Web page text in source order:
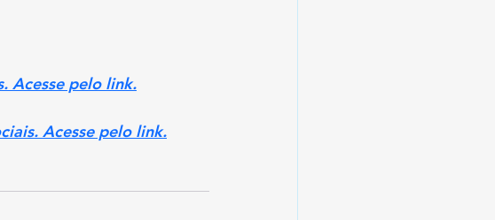
Acesse pelo link.
Acesse pelo link.